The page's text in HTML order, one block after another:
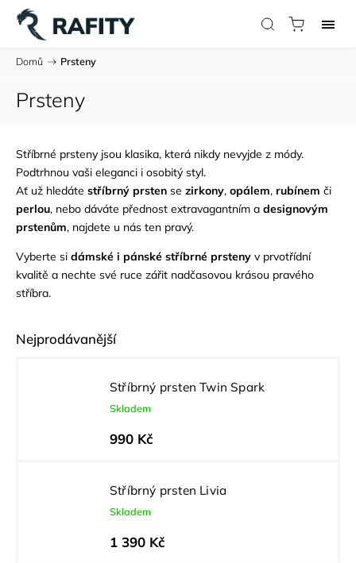
Domů / Prsteny
Prsteny
Stříbrné prsteny jsou klasika, která nikdy nevyjde z módy.
Podtrhnou vaši eleganci i osobitý styl.
Ať už hledáte stříbrný prsten se zirkony, opálem, rubínem či
perlou, nebo dáváte přednost extravagantním a designovým
prstenům, najdete u nás ten pravý.
Vyberte si dámské i pánské stříbrné prsteny v prvotřídní
kvalitě a nechte své ruce zářit nadčasovou krásou pravého
stříbra.
Nejprodávanější
Stříbrný prsten Twin Spark
Skladem
990 Kč
Stříbrný prsten Livia
Skladem
1 390 Kč